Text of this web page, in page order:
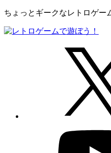
ちょっとギークなレトロゲー